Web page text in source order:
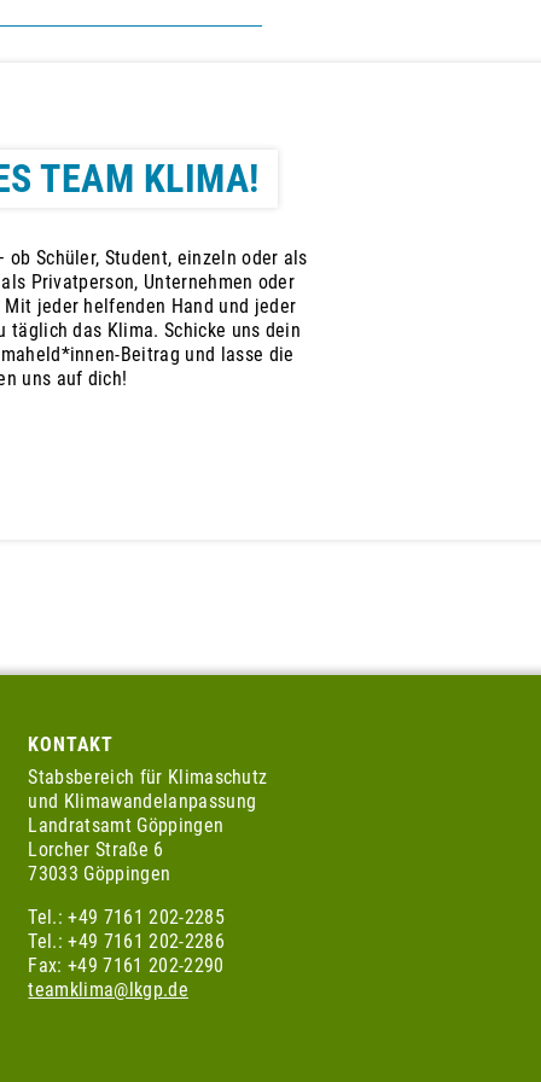
TEAM KLIMA!
Schüler, Student, einzeln oder als
Privatperson, Unternehmen oder
jeder helfenden Hand und jeder
täglich das Klima. Schicke uns dein
Beitrag und lasse die
uns auf dich!
KONTAKT
Stabsbereich für Klimaschutz
und Klimawandelanpassung
Landratsamt Göppingen
Lorcher Straße 6
73033 Göppingen
Tel.: +49 7161 202-2285
Tel.: +49 7161 202-2286
Fax: +49 7161 202-2290
teamklima@lkgp.de